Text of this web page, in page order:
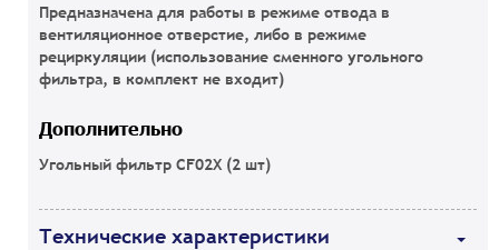
Предназначена для работы в режиме отвода в
вентиляционное отверстие, либо в режиме
рециркуляции (использование сменного угольного
фильтра, в комплект не входит)
Дополнительно
Угольный фильтр CF02X (2 шт)
Технические характеристики